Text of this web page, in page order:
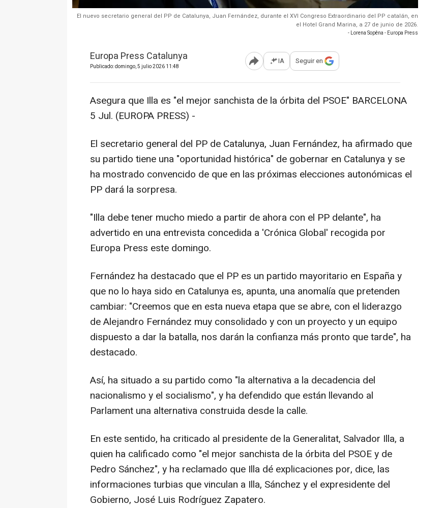
El nuevo secretario general del PP de Catalunya, Juan Fernández, durante el XVI Congreso Extraordinario del PP catalán, en
el Hotel Grand Marina, a 27 de junio de 2026.
- Lorena Sopêna - Europa Press
Europa Press Catalunya
Publicado: domingo, 5 julio 2026 11:48 Abrir opciones para compartir
IA Seguir en
Asegura que Illa es "el mejor sanchista de la órbita del PSOE" BARCELONA
5 Jul. (EUROPA PRESS) -
El secretario general del PP de Catalunya, Juan Fernández, ha afirmado que
su partido tiene una "oportunidad histórica" de gobernar en Catalunya y se
ha mostrado convencido de que en las próximas elecciones autonómicas el
PP dará la sorpresa.
"Illa debe tener mucho miedo a partir de ahora con el PP delante", ha
advertido en una entrevista concedida a 'Crónica Global' recogida por
Europa Press este domingo.
Fernández ha destacado que el PP es un partido mayoritario en España y
que no lo haya sido en Catalunya es, apunta, una anomalía que pretenden
cambiar: "Creemos que en esta nueva etapa que se abre, con el liderazgo
de Alejandro Fernández muy consolidado y con un proyecto y un equipo
dispuesto a dar la batalla, nos darán la confianza más pronto que tarde", ha
destacado.
Así, ha situado a su partido como "la alternativa a la decadencia del
nacionalismo y el socialismo", y ha defendido que están llevando al
Parlament una alternativa construida desde la calle.
En este sentido, ha criticado al presidente de la Generalitat, Salvador Illa, a
quien ha calificado como "el mejor sanchista de la órbita del PSOE y de
Pedro Sánchez", y ha reclamado que Illa dé explicaciones por, dice, las
informaciones turbias que vinculan a Illa, Sánchez y el expresidente del
Gobierno, José Luis Rodríguez Zapatero.